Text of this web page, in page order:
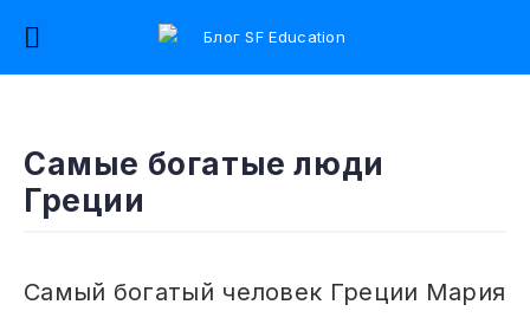
Самые богатые люди
Греции
Самый богатый человек Греции Мария